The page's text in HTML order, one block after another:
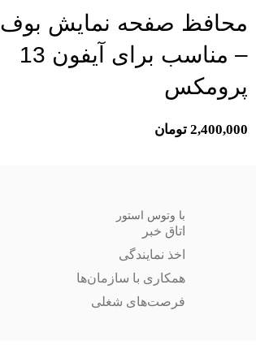
محافظ صفحه نمایش بوف
– مناسب برای آیفون 13
پرومکس
2,400,000 تومان
با وتوس استور
اتاق خبر
اخذ نمایندگی
همکاری با سازمان‌ها
فرصت‌های شغلی